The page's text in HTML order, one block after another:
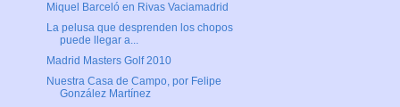
Miquel Barceló en Rivas Vaciamadrid
La pelusa que desprenden los chopos
puede llegar a...
Madrid Masters Golf 2010
Nuestra Casa de Campo, por Felipe
González Martínez